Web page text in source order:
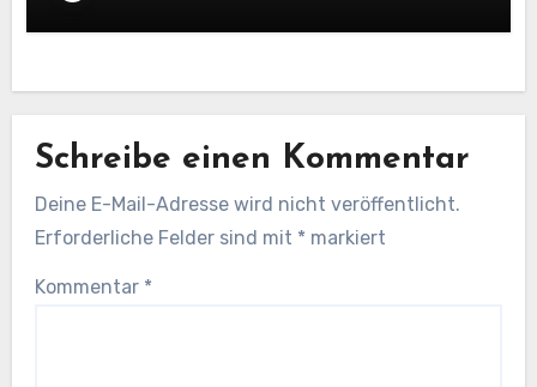
Schreibe einen Kommentar
Deine E-Mail-Adresse wird nicht veröffentlicht.
Erforderliche Felder sind mit * markiert
Kommentar *